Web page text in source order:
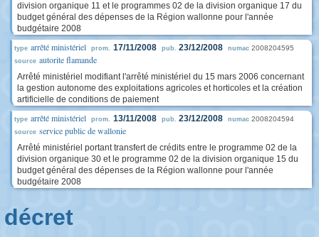
division organique 11 et le programmes 02 de la division organique 17 du
budget général des dépenses de la Région wallonne pour l'année
budgétaire 2008
type arrêté ministériel prom. 17/11/2008 pub. 23/12/2008 numac 2008204595
source autorite flamande
Arrêté ministériel modifiant l'arrêté ministériel du 15 mars 2006 concernant
la gestion autonome des exploitations agricoles et horticoles et la création
artificielle de conditions de paiement
type arrêté ministériel prom. 13/11/2008 pub. 23/12/2008 numac 2008204594
source service public de wallonie
Arrêté ministériel portant transfert de crédits entre le programme 02 de la
division organique 30 et le programme 02 de la division organique 15 du
budget général des dépenses de la Région wallonne pour l'année
budgétaire 2008
décret